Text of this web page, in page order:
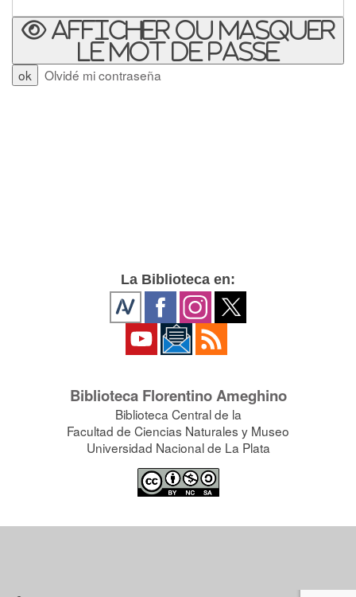
Afficher ou masquer
le mot de passe
Olvidé mi contraseña
La Biblioteca en:
Biblioteca Florentino Ameghino
Biblioteca Central de la
Facultad de Ciencias Naturales y Museo
Universidad Nacional de La Plata